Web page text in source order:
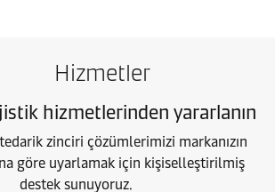
Hizmetler
hizmetlerinden yararlanın
zinciri çözümlerimizi markanızın
göre uyarlamak için kişiselleştirilmiş
destek sunuyoruz.